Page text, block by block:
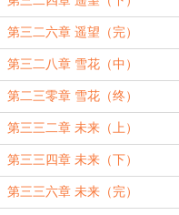
第三二六章 遥望（完）
第三二八章 雪花（中）
第二三零章 雪花（终）
第三三二章 未来（上）
第三三四章 未来（下）
第三三六章 未来（完）